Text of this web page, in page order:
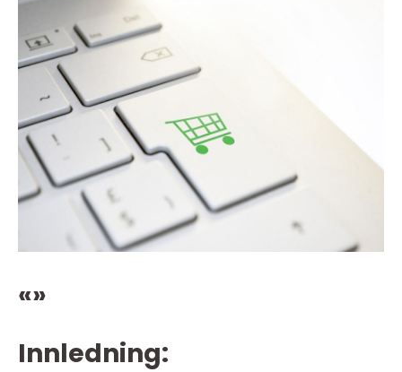
«»
Innledning: